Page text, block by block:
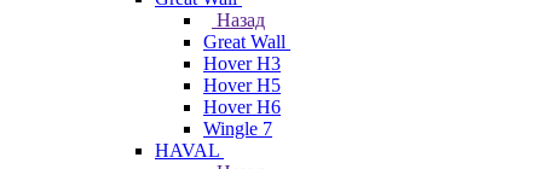
Назад
Great Wall
Hover H3
Hover H5
Hover H6
Wingle 7
HAVAL